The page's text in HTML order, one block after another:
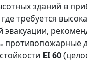
зданий в
требуется
противопожарные
EI 60